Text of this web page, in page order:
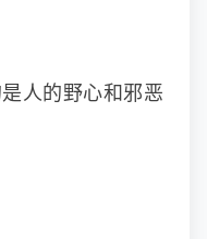
人的野心和邪恶